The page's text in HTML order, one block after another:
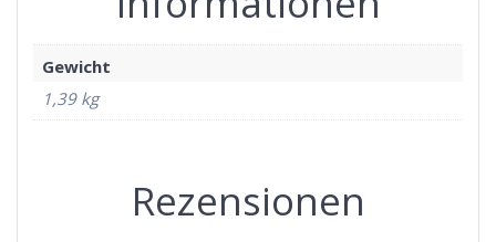
Gewicht
1,39 kg
Rezensionen